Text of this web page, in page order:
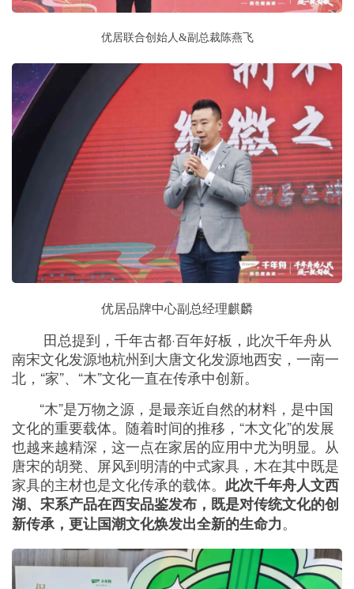
优居联合创始人&副总裁陈燕飞
优居品牌中心副总经理麒麟
田总提到，千年古都·百年好板，此次千年舟从
南宋文化发源地杭州到大唐文化发源地西安，一南一
北，“家”、“木”文化一直在传承中创新。
“木”是万物之源，是最亲近自然的材料，是中国
文化的重要载体。随着时间的推移，“木文化”的发展
也越来越精深，这一点在家居的应用中尤为明显。从
唐宋的胡凳、屏风到明清的中式家具，木在其中既是
家具的主材也是文化传承的载体。 此次千年舟人文西
湖、宋系产品在西安品鉴发布，既是对传统文化的创
新传承，更让国潮文化焕发出全新的生命力。